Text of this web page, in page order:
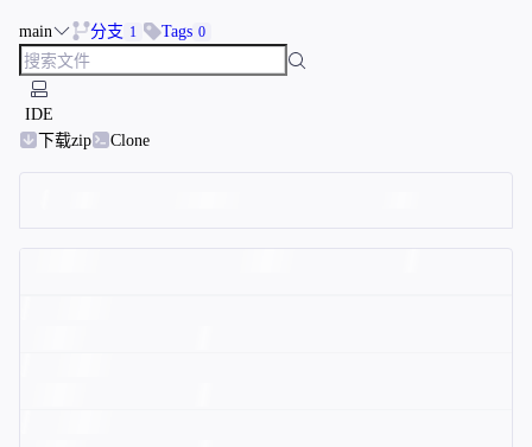
main 分支 1 Tags 0
IDE
下载zip
Clone